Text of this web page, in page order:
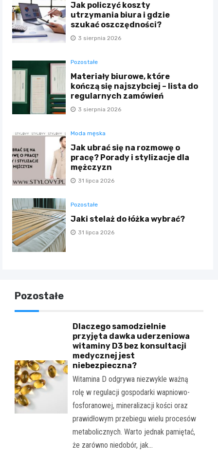
Jak policzyć koszty
utrzymania biura i gdzie
szukać oszczędności?
3 sierpnia 2026
Pozostałe
Materiały biurowe, które
kończą się najszybciej – lista do
regularnych zamówień
3 sierpnia 2026
Moda męska
Jak ubrać się na rozmowę o
pracę? Porady i stylizacje dla
mężczyzn
31 lipca 2026
Pozostałe
Jaki stelaż do łóżka wybrać?
31 lipca 2026
Pozostałe
Dlaczego samodzielnie
przyjęta dawka uderzeniowa
witaminy D3 bez konsultacji
medycznej jest
niebezpieczna?
Witamina D odgrywa niezwykle ważną
rolę w regulacji gospodarki wapniowo-
fosforanowej, mineralizacji kości oraz
prawidłowym przebiegu wielu procesów
metabolicznych. Warto jednak pamiętać,
że zarówno niedobór, jak…